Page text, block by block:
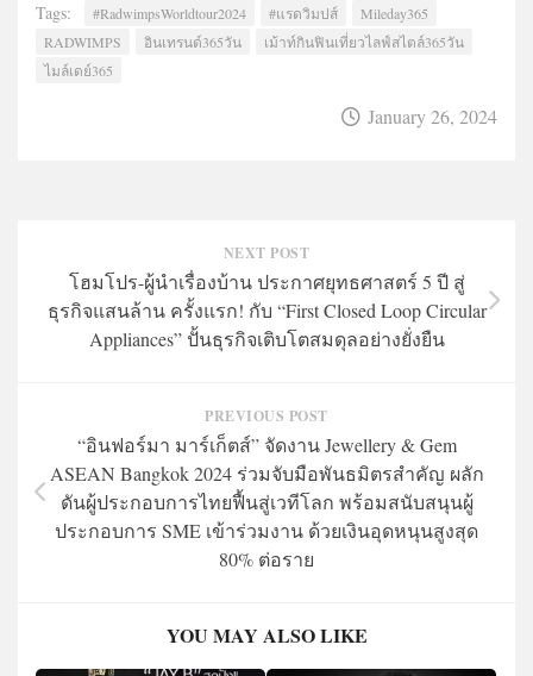
Tags: #RadwimpsWorldtour2024 #แรดวิมปส์
Mileday365
RADWIMPS
อินเทรนด์365วัน
เม้าท์กินฟินเที่ยวไลฟ์สไตล์365วัน
ไมล์เดย์365
January 26, 2024
NEXT POST
โฮมโปร-ผู้นำเรื่องบ้าน ประกาศยุทธศาสตร์ 5 ปี สู่
ธุรกิจแสนล้าน ครั้งแรก! กับ “First Closed Loop Circular
Appliances” ปั้นธุรกิจเติบโตสมดุลอย่างยั่งยืน
PREVIOUS POST
“อินฟอร์มา มาร์เก็ตส์” จัดงาน Jewellery & Gem
ASEAN Bangkok 2024 ร่วมจับมือพันธมิตรสำคัญ ผลัก
ดันผู้ประกอบการไทยฟื้นสู่เวทีโลก พร้อมสนับสนุนผู้
ประกอบการ SME เข้าร่วมงาน ด้วยเงินอุดหนุนสูงสุด
80% ต่อราย
YOU MAY ALSO LIKE